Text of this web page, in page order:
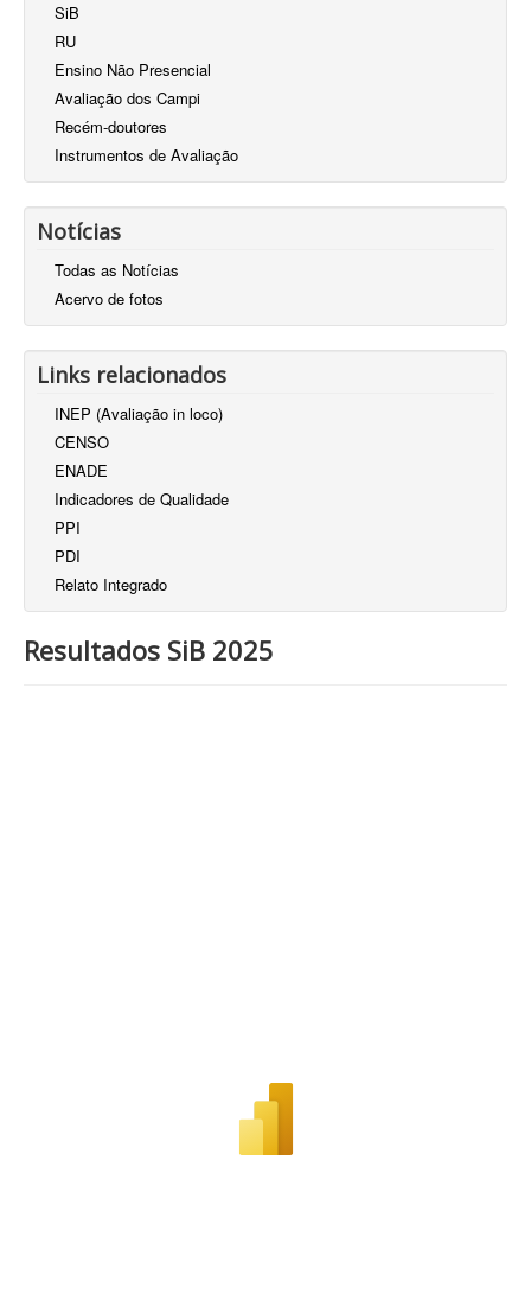
SiB
RU
Ensino Não Presencial
Avaliação dos Campi
Recém-doutores
Instrumentos de Avaliação
Notícias
Todas as Notícias
Acervo de fotos
Links relacionados
INEP (Avaliação in loco)
CENSO
ENADE
Indicadores de Qualidade
PPI
PDI
Relato Integrado
Resultados SiB 2025